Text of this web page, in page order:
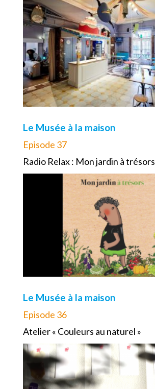
Le Musée à la maison
Episode 37
Radio Relax : Mon jardin à trésors
Le Musée à la maison
Episode 36
Atelier « Couleurs au naturel »